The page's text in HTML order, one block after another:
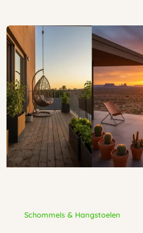
Schommels & Hangstoelen